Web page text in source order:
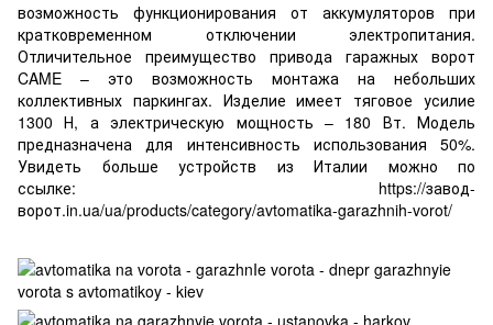
возможность функционирования от аккумуляторов при
кратковременном отключении электропитания.
Отличительное преимущество привода гаражных ворот
CAME – это возможность монтажа на небольших
коллективных паркингах. Изделие имеет тяговое усилие
1300 Н, а электрическую мощность – 180 Вт. Модель
предназначена для интенсивность использования 50%.
Увидеть больше устройств из Италии можно по
ссылке: https://завод-
ворот.in.ua/ua/products/category/avtomatika-garazhnih-vorot/